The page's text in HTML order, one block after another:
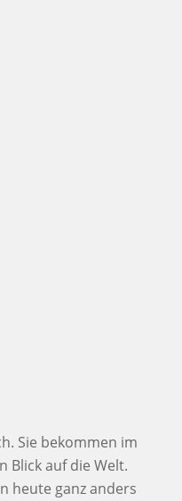
Sie bekommen im
Blick auf die Welt.
heute ganz anders